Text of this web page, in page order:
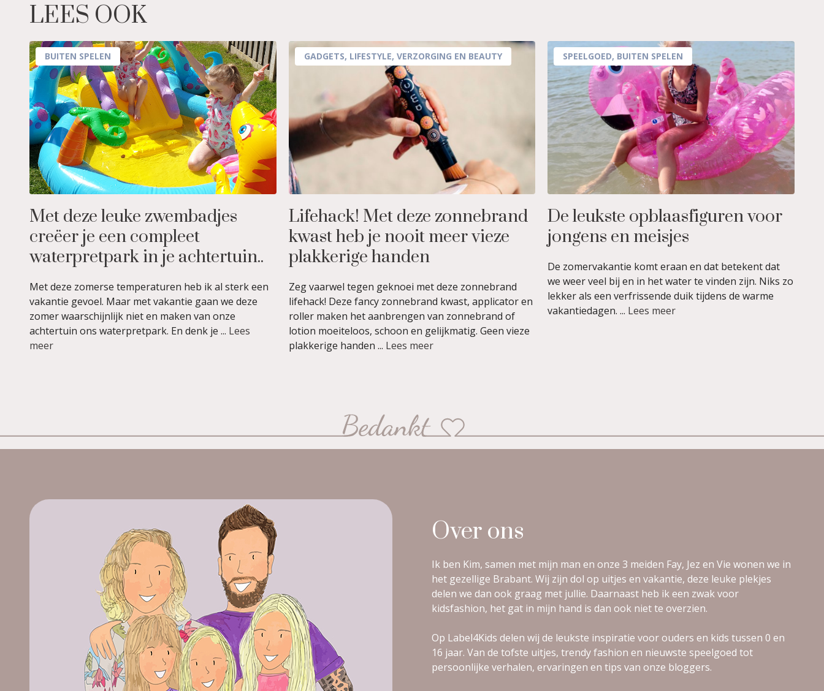
LEES OOK
BUITEN SPELEN
Met deze leuke zwembadjes
creëer je een compleet
waterpretpark in je achtertuin..
Met deze zomerse temperaturen heb ik al sterk een
vakantie gevoel. Maar met vakantie gaan we deze
zomer waarschijnlijk niet en maken van onze
achtertuin ons waterpretpark. En denk je ... Lees
meer
GADGETS, LIFESTYLE, VERZORGING EN BEAUTY
Lifehack! Met deze zonnebrand
kwast heb je nooit meer vieze
plakkerige handen
Zeg vaarwel tegen geknoei met deze zonnebrand
lifehack! Deze fancy zonnebrand kwast, applicator en
roller maken het aanbrengen van zonnebrand of
lotion moeiteloos, schoon en gelijkmatig. Geen vieze
plakkerige handen ... Lees meer
SPEELGOED, BUITEN SPELEN
De leukste opblaasfiguren voor
jongens en meisjes
De zomervakantie komt eraan en dat betekent dat
we weer veel bij en in het water te vinden zijn. Niks zo
lekker als een verfrissende duik tijdens de warme
vakantiedagen. ... Lees meer
Over ons
Ik ben Kim, samen met mijn man en onze 3 meiden Fay, Jez en Vie wonen we in
het gezellige Brabant. Wij zijn dol op uitjes en vakantie, deze leuke plekjes
delen we dan ook graag met jullie. Daarnaast heb ik een zwak voor
kidsfashion, het gat in mijn hand is dan ook niet te overzien.
Op Label4Kids delen wij de leukste inspiratie voor ouders en kids tussen 0 en
16 jaar. Van de tofste uitjes, trendy fashion en nieuwste speelgoed tot
persoonlijke verhalen, ervaringen en tips van onze bloggers.